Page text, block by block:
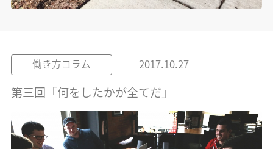
働き方コラム 2017.10.27
第三回「何をしたかが全てだ」